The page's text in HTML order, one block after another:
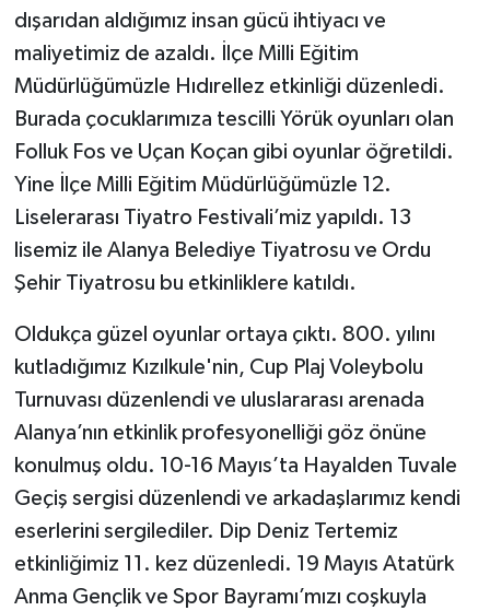
dışarıdan aldığımız insan gücü ihtiyacı ve
maliyetimiz de azaldı. İlçe Milli Eğitim
Müdürlüğümüzle Hıdırellez etkinliği düzenledi.
Burada çocuklarımıza tescilli Yörük oyunları olan
Folluk Fos ve Uçan Koçan gibi oyunlar öğretildi.
Yine İlçe Milli Eğitim Müdürlüğümüzle 12.
Liselerarası Tiyatro Festivali’miz yapıldı. 13
lisemiz ile Alanya Belediye Tiyatrosu ve Ordu
Şehir Tiyatrosu bu etkinliklere katıldı.
Oldukça güzel oyunlar ortaya çıktı. 800. yılını
kutladığımız Kızılkule'nin, Cup Plaj Voleybolu
Turnuvası düzenlendi ve uluslararası arenada
Alanya’nın etkinlik profesyonelliği göz önüne
konulmuş oldu. 10-16 Mayıs’ta Hayalden Tuvale
Geçiş sergisi düzenlendi ve arkadaşlarımız kendi
eserlerini sergilediler. Dip Deniz Tertemiz
etkinliğimiz 11. kez düzenledi. 19 Mayıs Atatürk
Anma Gençlik ve Spor Bayramı’mızı coşkuyla